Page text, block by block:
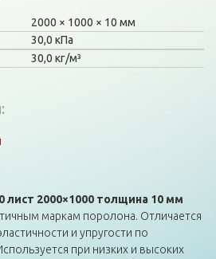
2000 1000
10 мм
30,0 кПа
30,0 кг/м³
лист 2000×1000 толщина 10 мм
маркам поролона. Отличается
и упругости по
при низких и высоких